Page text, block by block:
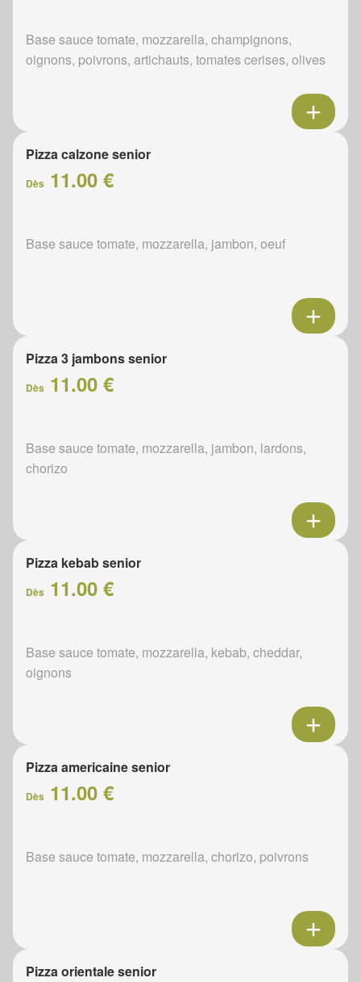
Base sauce tomate, mozzarella, champignons,
oignons, poivrons, artichauts, tomates cerises, olives
Pizza calzone senior
Dès 11.00 €
Base sauce tomate, mozzarella, jambon, oeuf
Pizza 3 jambons senior
Dès 11.00 €
Base sauce tomate, mozzarella, jambon, lardons,
chorizo
Pizza kebab senior
Dès 11.00 €
Base sauce tomate, mozzarella, kebab, cheddar,
oignons
Pizza americaine senior
Dès 11.00 €
Base sauce tomate, mozzarella, chorizo, poivrons
Pizza orientale senior